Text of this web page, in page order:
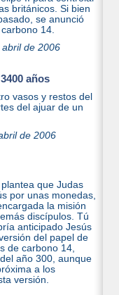
británicos. Si bien
se anunció
14.
de 2006
años
vasos y restos del
del ajuar de un
de 2006
que Judas
por unas monedas,
la misión
discípulos. Tú
anticipado Jesús
del papel de
de carbono 14,
año 300, aunque
a los
versión.